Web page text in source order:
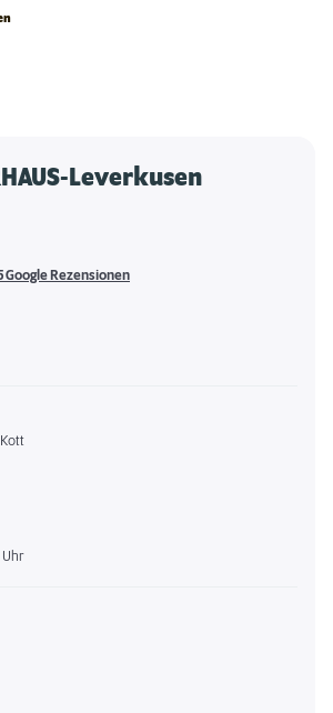
Leverkusen
Google Rezensionen
Uhr